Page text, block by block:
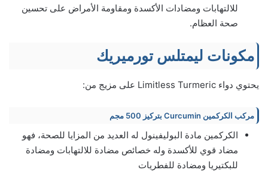
للالتهابات ومضادات الأكسدة ومقاومة الأمراض على تحسين
صحة العظام.
مكونات ليمتلس تورميريك
يحتوي دواء Limitless Turmeric على مزيج من:
مركب الكركمين Curcumin بتركيز 500 مجم
الكركمين مادة البوليفينول له العديد من المزايا للصحة، فهو
مضاد قوي للأكسدة وله خصائص مضادة للالتهابات ومضادة
للبكتيريا ومضادة للفطريات